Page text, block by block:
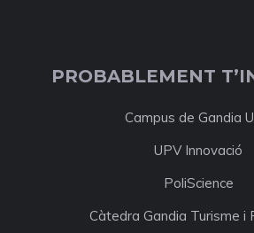
PROBABLEMENT
Campus de Gandia
UPV Innovació
PoliScience
Càtedra Gandia Turisme i